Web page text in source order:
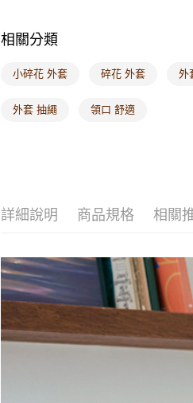
相關分類
小碎花 外套 碎花 外套 外
外套 抽繩 領口 舒適
詳細說明 商品規格 相關